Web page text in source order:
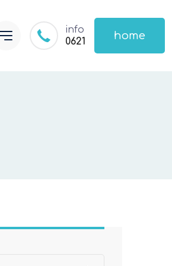
info
0621
home